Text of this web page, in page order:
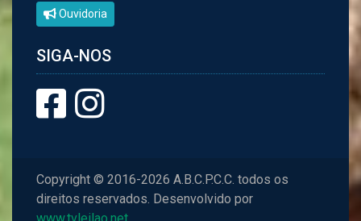
Ouvidoria
SIGA-NOS
Copyright © 2016-2026 A.B.C.P.C.C. todos os
direitos reservados. Desenvolvido por